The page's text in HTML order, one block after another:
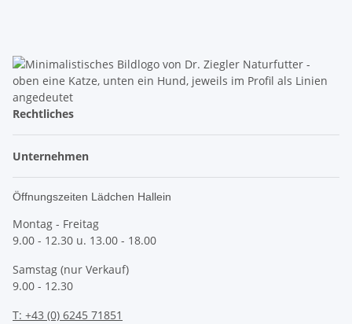
Rechtliches
Unternehmen
Öffnungszeiten Lädchen Hallein
Montag - Freitag
9.00 - 12.30 u. 13.00 - 18.00
Samstag (nur Verkauf)
9.00 - 12.30
T: +43 (0) 6245 71851